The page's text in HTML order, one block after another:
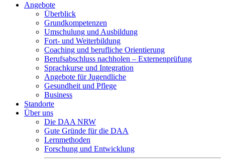
Angebote
Überblick
Grundkompetenzen
Umschulung und Ausbildung
Fort- und Weiterbildung
Coaching und berufliche Orientierung
Berufsabschluss nachholen – Externenprüfung
Sprachkurse und Integration
Angebote für Jugendliche
Gesundheit und Pflege
Business
Standorte
Über uns
Die DAA NRW
Gute Gründe für die DAA
Lernmethoden
Forschung und Entwicklung